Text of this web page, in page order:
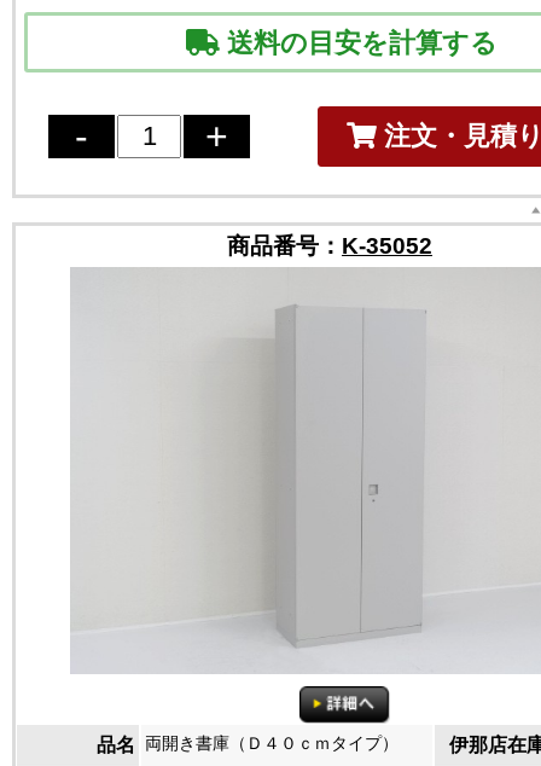
送料の目安を計算する
注文・見積
商品番号： K-35052
品名 両開き書庫（Ｄ４０ｃｍタイプ） 伊那店在